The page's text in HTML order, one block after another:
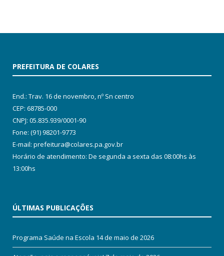
PREFEITURA DE COLARES
End.: Trav. 16 de novembro, nº Sn centro
CEP: 68785-000
CNPJ: 05.835.939/0001-90
Fone: (91) 98201-9773
E-mail: prefeitura@colares.pa.gov.br
Horário de atendimento: De segunda a sexta das 08:00hs às
13:00hs
ÚLTIMAS PUBLICAÇÕES
Programa Saúde na Escola 14 de maio de 2026